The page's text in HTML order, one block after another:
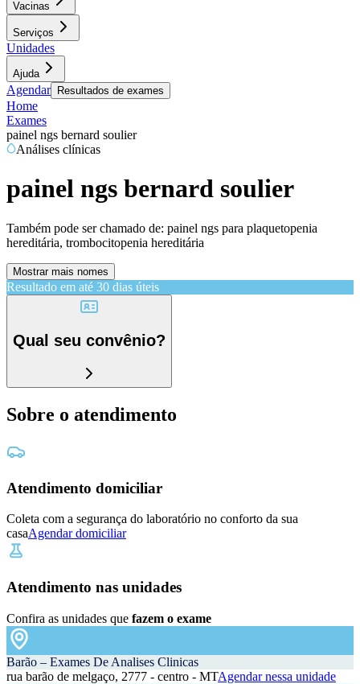
Vacinas
Serviços
Unidades
Ajuda
Agendar Resultados de exames
Home
Exames
painel ngs bernard soulier
Análises clínicas
painel ngs bernard soulier
Também pode ser chamado de: painel ngs para plaquetopenia
hereditária, trombocitopenia hereditária
Mostrar mais nomes
Resultado em até 30 dias úteis
Qual seu convênio?
Sobre o atendimento
Atendimento domiciliar
Coleta com a segurança do laboratório no conforto da sua
casaAgendar domiciliar
Atendimento nas unidades
Confira as unidades que fazem o exame
Barão – Exames De Analises Clinicas
rua barão de melgaço, 2777 - centro - MTAgendar nessa unidade